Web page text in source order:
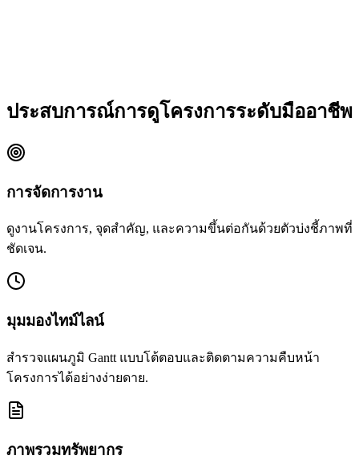
ประสบการณ์การดูโครงการระดับมืออาชีพ
การจัดการงาน
ดูงานโครงการ, จุดสำคัญ, และความขึ้นต่อกันด้วยตัวบ่งชี้ภาพที่
ชัดเจน.
มุมมองไทม์ไลน์
สำรวจแผนภูมิ Gantt แบบโต้ตอบและติดตามความคืบหน้า
โครงการได้อย่างง่ายดาย.
ภาพรวมทรัพยากร